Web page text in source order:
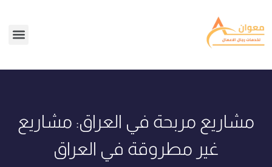
مشاريع مربحة في العراق: مشاريع
غير مطروقة في العراق